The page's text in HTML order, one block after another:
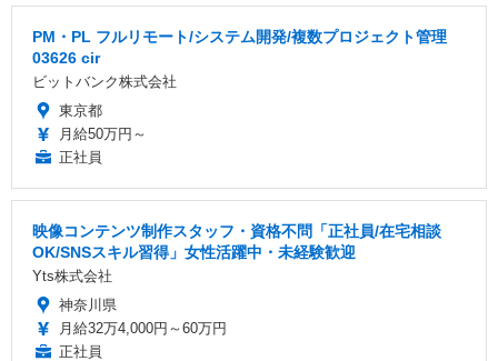
PM・PL フルリモート/システム開発/複数プロジェクト管理
03626 cir
ビットバンク株式会社
東京都
月給50万円～
正社員
映像コンテンツ制作スタッフ・資格不問「正社員/在宅相談
OK/SNSスキル習得」女性活躍中・未経験歓迎
Yts株式会社
神奈川県
月給32万4,000円～60万円
正社員